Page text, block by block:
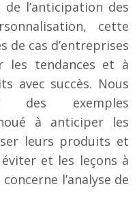
l’anticipation des
cette
de cas d’entreprises
les tendances et à
avec succès. Nous
des exemples
à anticiper les
leurs produits et
et les leçons à
l’analyse de